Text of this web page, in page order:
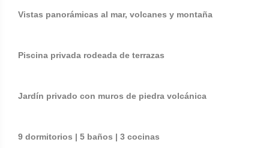
Vistas panorámicas al mar, volcanes y montaña
Piscina privada rodeada de terrazas
Jardín privado con muros de piedra volcánica
9 dormitorios | 5 baños | 3 cocinas